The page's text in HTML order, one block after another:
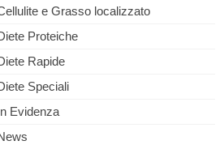
e Grasso localizzato
Proteiche
Rapide
Speciali
Evidenza